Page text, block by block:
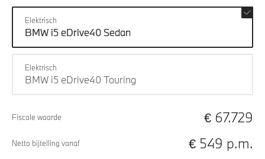
Elektrisch
BMW i5 eDrive40 Sedan
Elektrisch
BMW i5 eDrive40 Touring
Fiscale waarde € 67.729
Netto bijtelling vanaf € 549 p.m.